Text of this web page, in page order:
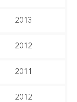
2013
2012
2011
2012